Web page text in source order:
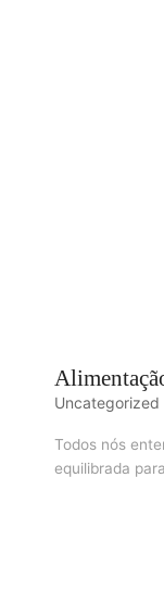
Uncategorized
Todos nós
equilibrada